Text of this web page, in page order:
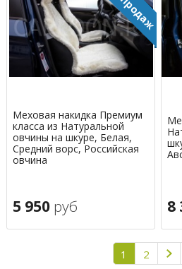
Меховая накидка Премиум
класса из Натуральной
овчины на шкуре, Белая,
Средний ворс, Российская
овчина
5 950 руб 8
1 2